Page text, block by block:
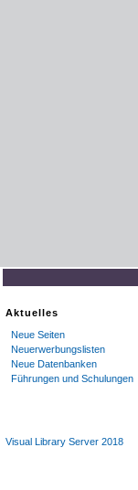
Aktuelles
Neue Seiten
Neuerwerbungslisten
Neue Datenbanken
Führungen und Schulungen
Visual Library Server 2018